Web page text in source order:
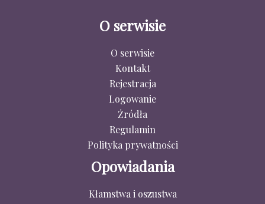
O serwisie
O serwisie
Kontakt
Rejestracja
Logowanie
Źródła
Regulamin
Polityka prywatności
Opowiadania
Kłamstwa i oszustwa